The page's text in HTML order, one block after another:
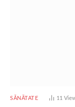
SĂNĂTATE 11